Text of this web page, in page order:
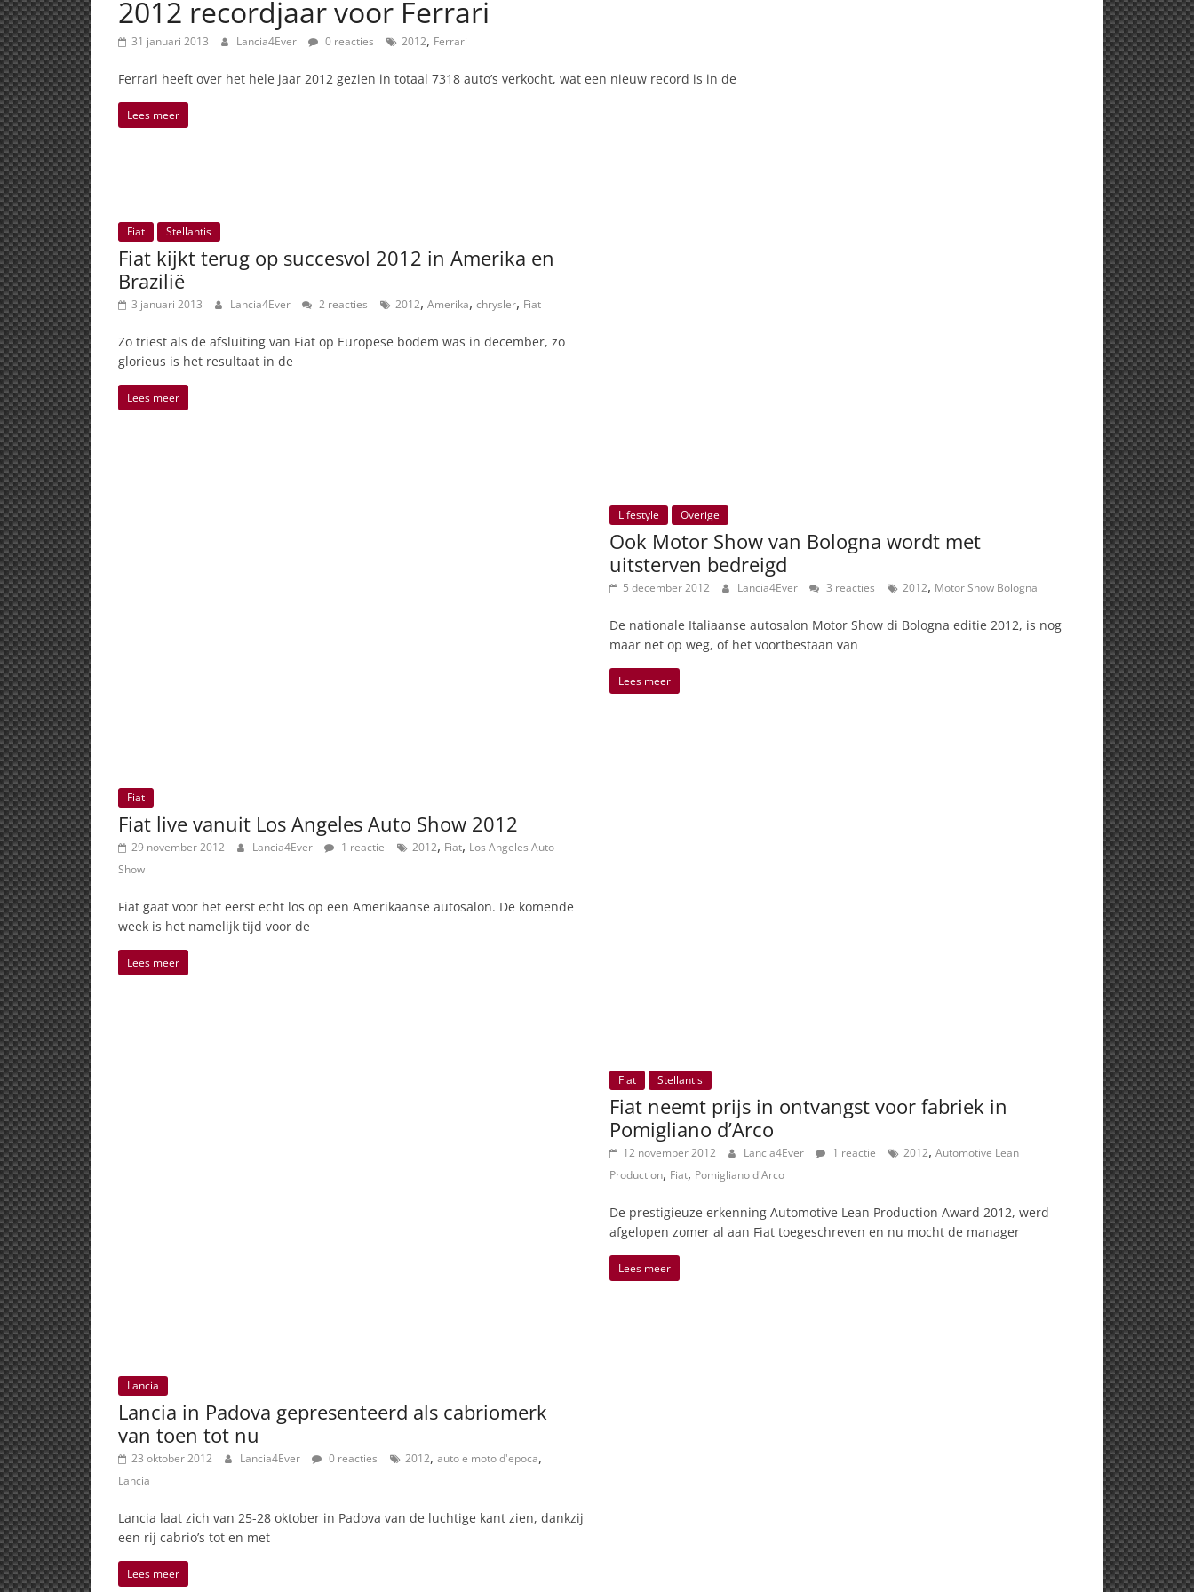
2012 recordjaar voor Ferrari
31 januari 2013 Lancia4Ever 0 reacties 2012, Ferrari
Ferrari heeft over het hele jaar 2012 gezien in totaal 7318 auto’s verkocht, wat een nieuw record is in de
Lees meer
Fiat Stellantis
Fiat kijkt terug op succesvol 2012 in Amerika en
Brazilië
3 januari 2013 Lancia4Ever 2 reacties 2012, Amerika, chrysler, Fiat
Zo triest als de afsluiting van Fiat op Europese bodem was in december, zo
glorieus is het resultaat in de
Lees meer
Lifestyle Overige
Ook Motor Show van Bologna wordt met
uitsterven bedreigd
5 december 2012 Lancia4Ever 3 reacties 2012, Motor Show Bologna
De nationale Italiaanse autosalon Motor Show di Bologna editie 2012, is nog
maar net op weg, of het voortbestaan van
Lees meer
Fiat
Fiat live vanuit Los Angeles Auto Show 2012
29 november 2012 Lancia4Ever 1 reactie 2012, Fiat, Los Angeles Auto
Show
Fiat gaat voor het eerst echt los op een Amerikaanse autosalon. De komende
week is het namelijk tijd voor de
Lees meer
Fiat Stellantis
Fiat neemt prijs in ontvangst voor fabriek in
Pomigliano d’Arco
12 november 2012 Lancia4Ever 1 reactie 2012, Automotive Lean
Production, Fiat, Pomigliano d'Arco
De prestigieuze erkenning Automotive Lean Production Award 2012, werd
afgelopen zomer al aan Fiat toegeschreven en nu mocht de manager
Lees meer
Lancia
Lancia in Padova gepresenteerd als cabriomerk
van toen tot nu
23 oktober 2012 Lancia4Ever 0 reacties 2012, auto e moto d'epoca,
Lancia
Lancia laat zich van 25-28 oktober in Padova van de luchtige kant zien, dankzij
een rij cabrio’s tot en met
Lees meer